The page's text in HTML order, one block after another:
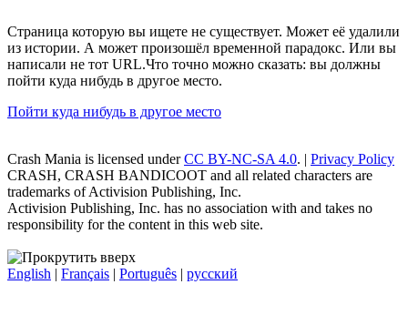
Страница которую вы ищете не существует. Может её удалили
из истории. А может произошёл временной парадокс. Или вы
написали не тот URL.Что точно можно сказать: вы должны
пойти куда нибудь в другое место.
Пойти куда нибудь в другое место
Crash Mania is licensed underCC BY-NC-SA 4.0. | Privacy Policy
CRASH, CRASH BANDICOOT and all related characters are
trademarks of Activision Publishing, Inc.
Activision Publishing, Inc. has no association with and takes no
responsibility for the content in this web site.
English | Français | Português | русский